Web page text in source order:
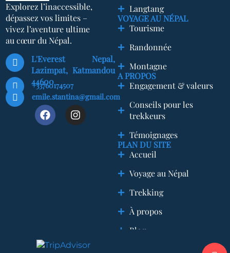
Explorez l’inaccessible,
dépassez vos limites –
vivez l’aventure ultime
au cœur du Népal.
L'Everest Nepal,
Lazimpat, Katmandou
44600
+33760174507
emile.stantina@gmail.com
Langtang
VOYAGE AU NÉPAL
Tourisme
Randonnée
Montagne
A PROPOS
Engagement & valeurs
Conseils pour les
trekkeurs
Témoignages
PLAN DU SITE
Accueil
Voyage au Népal
Trekking
À propos
Blog